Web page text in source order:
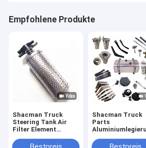
Empfohlene Produkte
Shacman Truck
Steering Tank Air
Filter Element
für X3000/F2000
Shacman Truck
Parts
Montage